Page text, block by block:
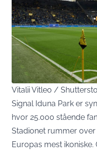
Vitalii Vitleo /
Signal Iduna Park er
hvor 25.000 stående
Stadionet rummer
Europas mest